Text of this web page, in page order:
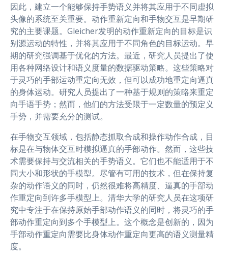
因此，建立一个能够保持手势语义并将其应用于不同虚拟
头像的系统至关重要。动作重新定向和手物交互是早期研
究的主要课题。Gleicher发明的动作重新定向的目标是识
别源运动的特性，并将其应用于不同角色的目标运动。早
期的研究强调基于优化的方法。最近，研究人员提出了使
用各种网络设计和语义度量的数据驱动策略。这些策略对
于灵巧的手部运动重定向无效，但可以成功地重定向逼真
的身体运动。研究人员提出了一种基于规则的策略来重定
向手语手势；然而，他们的方法受限于一定数量的预定义
手势，并需要充分的测试。
在手物交互领域，包括静态抓取合成和操作动作合成，目
标是在与物体交互时模拟逼真的手部动作。然而，这些技
术需要保持与交流相关的手势语义。它们也不能适用于不
同大小和形状的手模型。尽管有可用的技术，但在保持复
杂的动作语义的同时，仍然很难将高精度、逼真的手部动
作重定向到许多手模型上。清华大学的研究人员在这项研
究中专注于在保持原始手部动作语义的同时，将灵巧的手
部动作重定向到多个手模型上。这个概念是创新的，因为
手部动作重定向需要比身体动作重定向更高的语义测量精
度。